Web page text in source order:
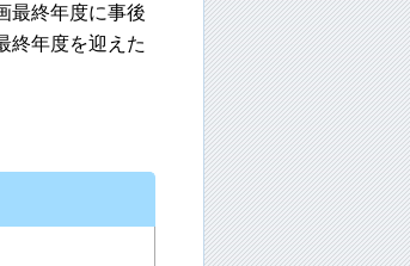
最終年度に事後
終年度を迎えた